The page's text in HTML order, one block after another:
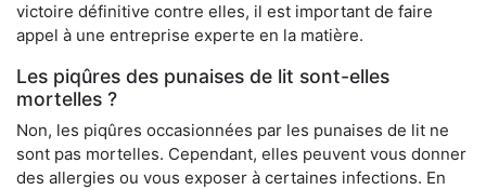
victoire définitive contre elles, il est important de faire
appel à une entreprise experte en la matière.
Les piqûres des punaises de lit sont-elles
mortelles ?
Non, les piqûres occasionnées par les punaises de lit ne
sont pas mortelles. Cependant, elles peuvent vous donner
des allergies ou vous exposer à certaines infections. En